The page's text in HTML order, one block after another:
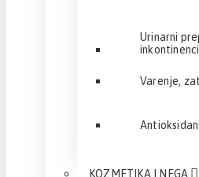
Urinarni
Varenje,
KOZMETIKA I NEGA